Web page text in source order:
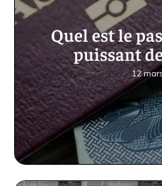
Quel est le
puissant
12